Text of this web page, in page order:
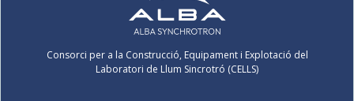
Consorci per a la Construcció, Equipament i Explotació del
Laboratori de Llum Sincrotró (CELLS)